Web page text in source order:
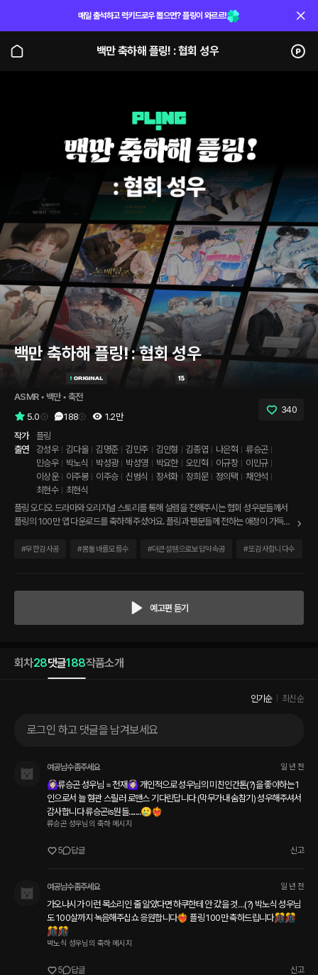
매일 출석하고 럭키드로우 뽑으면? 플링이 와르르!
백만 축하해 플링! : 협회 성우
백만 축하해 플링! : 협회 성우
ASMR • 백만 • 축전
5.0
188 1.2만
340
작가
플링
출연
강성우 김다올 김명준 김민주 김인형 김종엽 나은혁
류승곤
민승우
박노식 박성광 박성영 박요한 오민혁 이규창
이민규
이상운
이주봉 이주승 신범식 장서화 장희문 정의택
채안석
최현수
최현식
플링 오디오 드라마와 오리지널 스토리를 통해 설렘을 전해주시는 협회 성우분들께서
플링의 100만 앱 다운로드를 축하해 주셨어요. 플링과 팬분들께 전하는 애정이 가득한
#무한감사공 #몸둘바를모름수 #더큰설렘으로보답약속공 #또감사합니다수
예고편 듣기
회차28댓글188작품소개
인기순 최신순
로그인 하고 댓글을 남겨보세요
여공남수좀주세요 일 년 전
🙆🏻‍♀️류승곤 성우님 = 천재🙆🏻‍♀️ 개인적으로 성우님의 미친인간톤(?)을 좋아하는 1
인으로서 늘 혐관 스릴러 로맨스 기다린답니다 (막무가내 숨참기) 성우해주셔서
감사합니다 류승곤is뭔들.......🥲❤️‍🔥
류승곤 성우님의 축하 메시지
5 답글 신고
여공남수좀주세요 일 년 전
가오나시가 이런 목소리인 줄 알았다면 하쿠한테 안 갔을 것…(?) 박노식 성우님
도 100살까지 녹음해주십쇼 응원합니다❤️‍🔥 플링 100만 축하드립니다🎊🎊
🎊🎊
박노식 성우님의 축하 메시지
5 답글 신고